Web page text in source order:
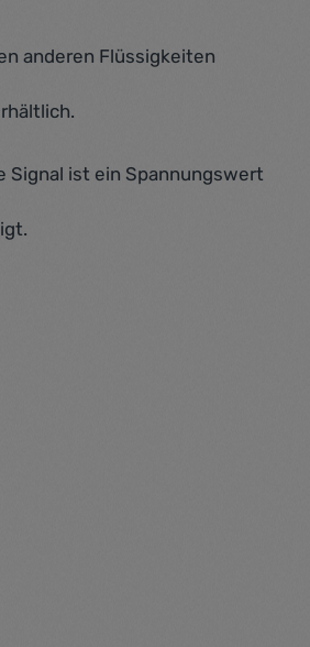
anderen Flüssigkeiten
Signal ist ein Spannungswert